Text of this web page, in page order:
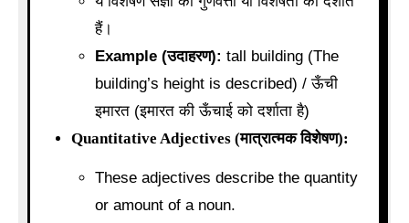
हैं।
Example (उदाहरण): tall building (The
building’s height is described) / ऊँची
इमारत (इमारत की ऊँचाई को दर्शाता है)
Quantitative Adjectives (मात्रात्मक विशेषण):
These adjectives describe the quantity
or amount of a noun.